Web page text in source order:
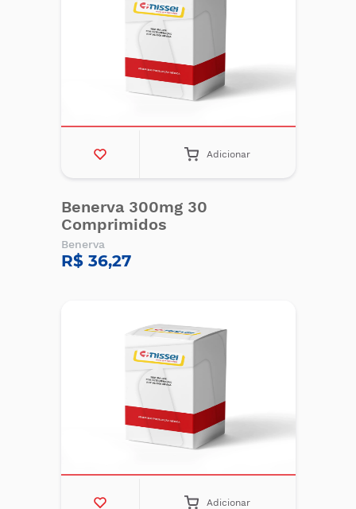
Adicionar
Benerva 300mg 30
Comprimidos
Benerva
R$ 36,27
Adicionar